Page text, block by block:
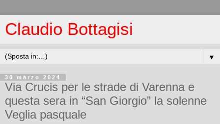
Claudio Bottagisi
▼
30 marzo 2024
Via Crucis per le strade di Varenna e
questa sera in “San Giorgio” la solenne
Veglia pasquale